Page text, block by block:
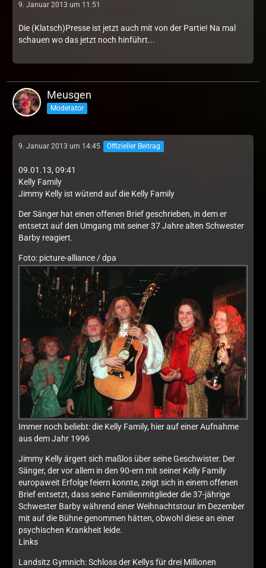
9. Januar 2013 um 11:51
Die (Klatsch)Presse ist jetzt auch mit von der Partie! Na mal
schauen wo das jetzt noch hinführt...
Meusgen
Moderator
9. Januar 2013 um 14:45 Offizieller Beitrag
09.01.13, 09:41
Kelly Family
Jimmy Kelly ist wütend auf die Kelly Family
Der Sänger hat einen offenen Brief geschrieben, in dem er
entsetzt auf den Umgang mit seiner 37 Jahre alten Schwester
Barby reagiert.
Foto: picture-alliance / dpa
Immer noch beliebt: die Kelly Family, hier auf einer Aufnahme
aus dem Jahr 1996
Jimmy Kelly ärgert sich maßlos über seine Geschwister. Der
Sänger, der vor allem in den 90-ern mit seiner Kelly Family
europaweit Erfolge feiern konnte, zeigt sich in einem offenen
Brief entsetzt, dass seine Familienmitglieder die 37-jährige
Schwester Barby während einer Weihnachtstour im Dezember
mit auf die Bühne genommen hätten, obwohl diese an einer
psychischen Krankheit leide.
Links
Landsitz Gymnich: Schloss der Kellys für drei Millionen